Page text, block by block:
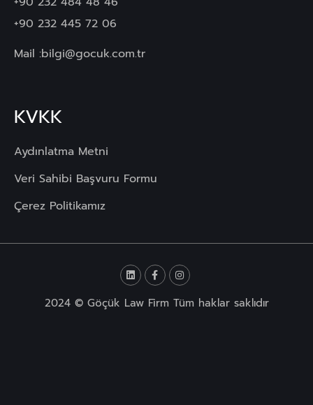
+90 232 445 72 06
Mail :bilgi@gocuk.com.tr
KVKK
Aydınlatma Metni
Veri Sahibi Başvuru Formu
Çerez Politikamız
2024 © Göçük Law Firm Tüm haklar saklıdır